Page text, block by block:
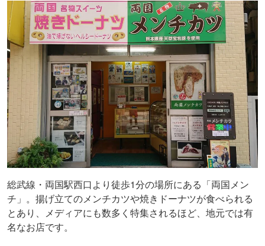
総武線・両国駅西口より徒歩1分の場所にある「両国メン
チ」。揚げ立てのメンチカツや焼きドーナツが食べられる
とあり、メディアにも数多く特集されるほど、地元では有
名なお店です。